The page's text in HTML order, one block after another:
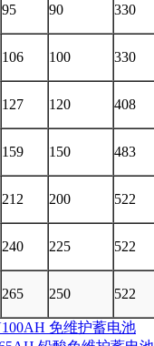
95 90 330
106 100 330
127 120 408
159 150 483
212 200 522
240 225 522
265 250 522
免维护蓄电池